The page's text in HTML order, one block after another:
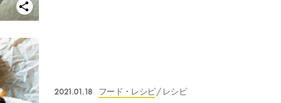
2021.01.18 フード・レシピ/ レシピ